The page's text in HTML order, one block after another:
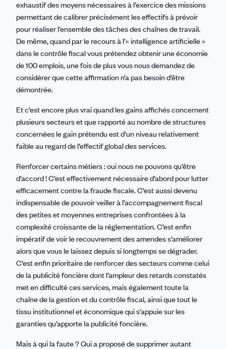
exhaustif des moyens nécessaires à l’exercice des missions
permettant de calibrer précisément les effectifs à prévoir
pour réaliser l’ensemble des tâches des chaînes de travail.
De même, quand par le recours à l’« intelligence artificielle »
dans le contrôle fiscal vous prétendez obtenir une économie
de 100 emplois, une fois de plus vous nous demandez de
considérer que cette affirmation n’a pas besoin d’être
démontrée.
Et c’est encore plus vrai quand les gains affichés concernent
plusieurs secteurs et que rapporté au nombre de structures
concernées le gain prétendu est d’un niveau relativement
faible au regard de l’effectif global des services.
Renforcer certains métiers : oui nous ne pouvons qu’être
d’accord ! C’est effectivement nécessaire d’abord pour lutter
efficacement contre la fraude fiscale. C’est aussi devenu
indispensable de pouvoir veiller à l’accompagnement fiscal
des petites et moyennes entreprises confrontées à la
complexité croissante de la réglementation. C’est enfin
impératif de voir le recouvrement des amendes s’améliorer
alors que vous le laissez depuis si longtemps se dégrader.
C’est enfin prioritaire de renforcer des secteurs comme celui
de la publicité foncière dont l’ampleur des retards constatés
met en difficulté ces services, mais également toute la
chaîne de la gestion et du contrôle fiscal, ainsi que tout le
tissu institutionnel et économique qui s’appuie sur les
garanties qu’apporte la publicité foncière.
Mais à qui la faute ? Qui a proposé de supprimer autant